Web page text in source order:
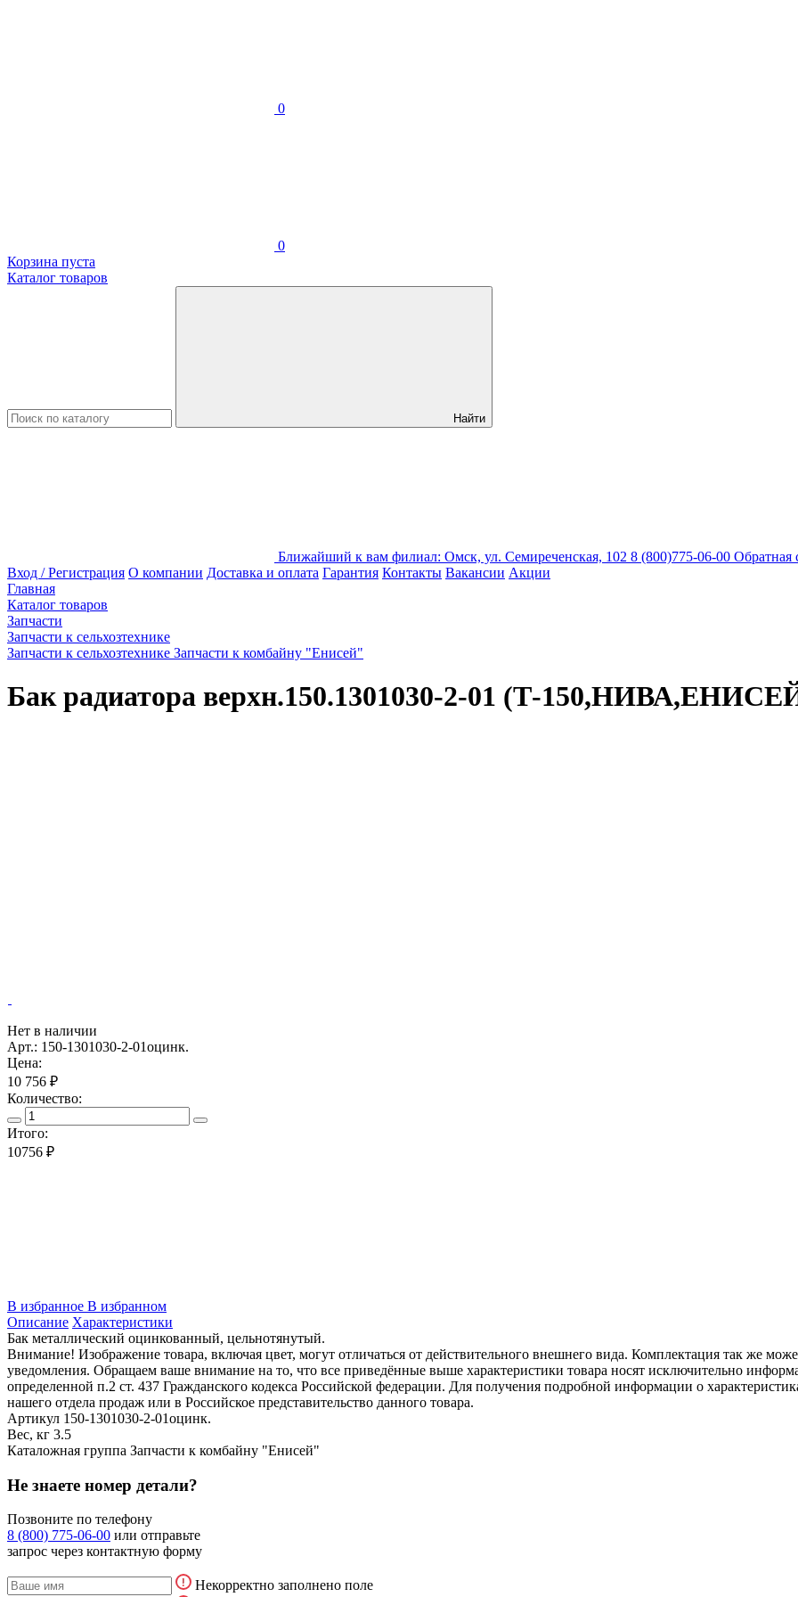
0
0
Корзина пуста
Каталог товаров
Найти
Ближайший к вам филиал: Омск, ул. Семиреченская, 102 8 (800)775-06-00 Обратная
Вход / Регистрация О компании Доставка и оплата Гарантия Контакты Вакансии Акции
Главная
Каталог товаров
Запчасти
Запчасти к сельхозтехнике
Запчасти к сельхозтехнике Запчасти к комбайну "Енисей"
Бак радиатора верхн.150.1301030-2-01 (Т-
Нет в наличии
Арт.: 150-1301030-2-01оцинк.
Цена:
10 756 ₽
Количество:
Итого:
10756 ₽
В избранное В избранном
Описание Характеристики
Бак металлический оцинкованный, цельнотянутый.
Внимание! Изображение товара, включая цвет, могут отличаться от действительного внешнего вида. Комплектация так же
уведомления. Обращаем ваше внимание на то, что все приведённые выше характеристики товара носят исключительно
определенной п.2 ст. 437 Гражданского кодекса Российской федерации. Для получения подробной информации о
нашего отдела продаж или в Российское представительство данного товара.
Артикул 150-1301030-2-01оцинк.
Вес, кг 3.5
Каталожная группа Запчасти к комбайну "Енисей"
Не знаете номер детали?
Позвоните по телефону
8 (800) 775-06-00 или отправьте
запрос через контактную форму
Некорректно заполнено поле